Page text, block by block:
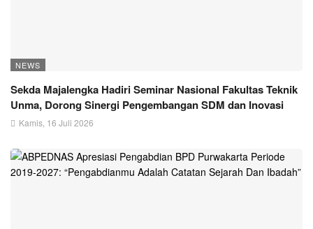
NEWS
Sekda Majalengka Hadiri Seminar Nasional Fakultas Teknik
Unma, Dorong Sinergi Pengembangan SDM dan Inovasi
Kamis, 16 Juli 2026